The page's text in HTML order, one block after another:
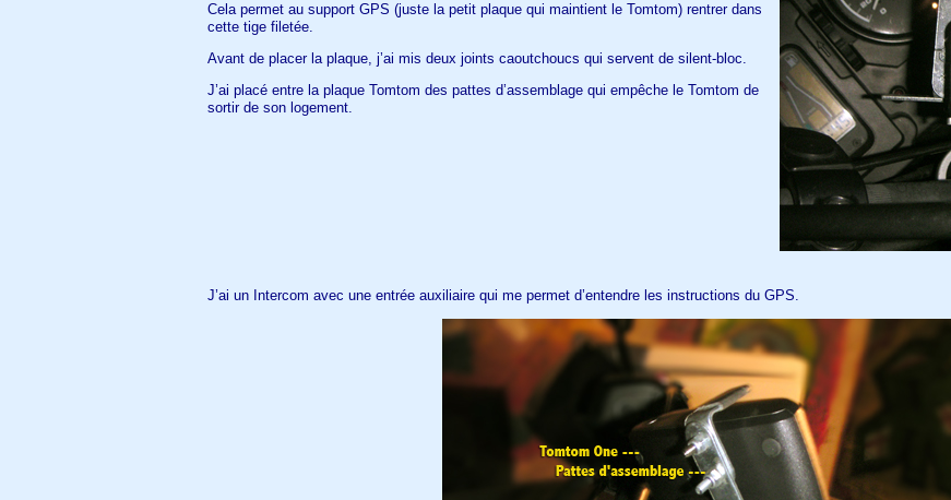
Cela permet au support GPS (juste la petit plaque qui maintient le Tomtom) rentrer dans
cette tige filetée.
Avant de placer la plaque, j’ai mis deux joints caoutchoucs qui servent de silent-bloc.
J’ai placé entre la plaque Tomtom des pattes d’assemblage qui empêche le Tomtom de
sortir de son logement.
J’ai un Intercom avec une entrée auxiliaire qui me permet d’entendre les instructions du GPS.